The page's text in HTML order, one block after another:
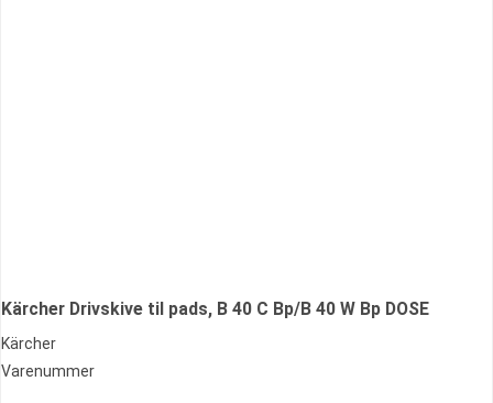
Kärcher Drivskive til pads, B 40 C Bp/B 40 W Bp DOSE
Kärcher
Varenummer